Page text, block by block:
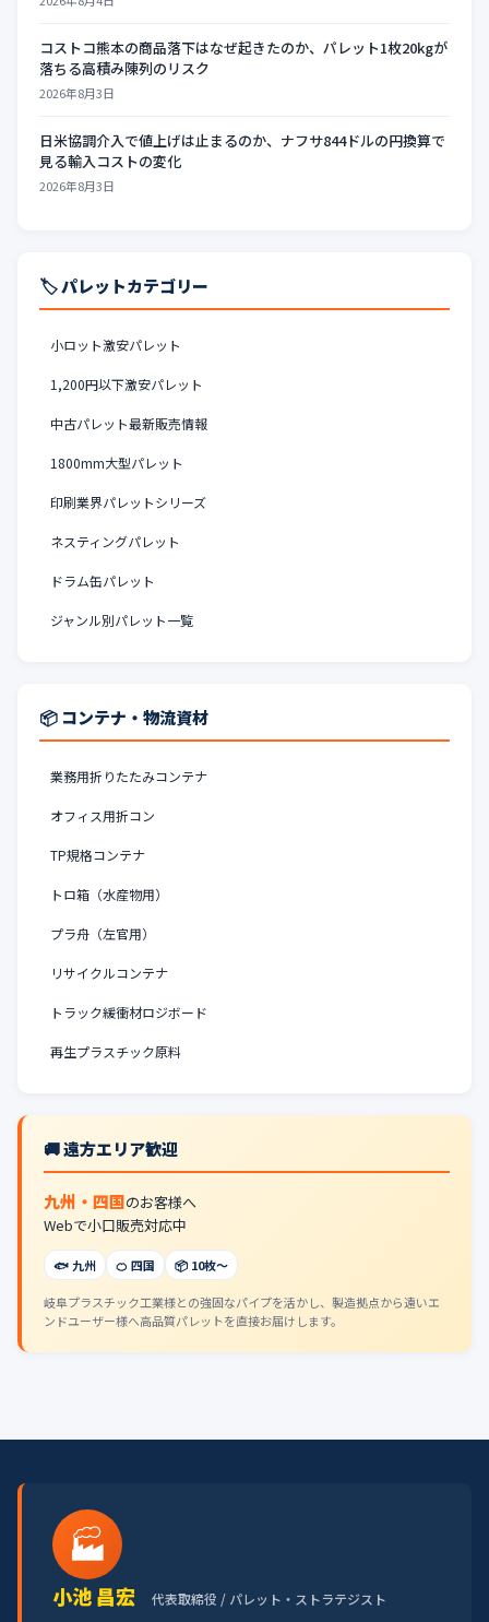
コストコ熊本の商品落下はなぜ起きたのか、パレット1枚20kgが
落ちる高積み陳列のリスク
2026年8月3日
日米協調介入で値上げは止まるのか、ナフサ844ドルの円換算で
見る輸入コストの変化
2026年8月3日
🏷️ パレットカテゴリー
小ロット激安パレット
1,200円以下激安パレット
中古パレット最新販売情報
1800mm大型パレット
印刷業界パレットシリーズ
ネスティングパレット
ドラム缶パレット
ジャンル別パレット一覧
📦 コンテナ・物流資材
業務用折りたたみコンテナ
オフィス用折コン
TP規格コンテナ
トロ箱（水産物用）
プラ舟（左官用）
リサイクルコンテナ
トラック緩衝材ロジボード
再生プラスチック原料
🚚 遠方エリア歓迎
九州・四国のお客様へ
Webで小口販売対応中
🐟 九州 🍊 四国 📦 10枚〜
岐阜プラスチック工業様との強固なパイプを活かし、製造拠点から遠いエ
ンドユーザー様へ高品質パレットを直接お届けします。
🏭
小池 昌宏 代表取締役 / パレット・ストラテジスト